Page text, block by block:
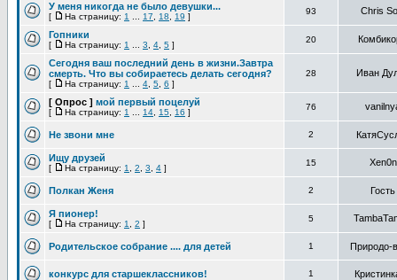
У меня никогда не было девушки...
[ На страницу: 1 17 18 19 ]
93 Chris
Гопники
[ На страницу: 1 3 4 5 ]
20
Сегодня ваш последний день в жизни.Завтра
смерть. Что вы собираетесь делать сегодня?
[ На страницу: 1 4 5 6 ]
28 Иван
[ Опрос ] мой первый поцелуй
[ На страницу: 1 14 15 16 ]
76
Не звони мне 2
Ищу друзей
[ На страницу: 1 2 3 4 ]
15 Xen0n
Полкан Женя 2 Гость
Я пионер!
[ На страницу: 1 2 ]
5
Родительское собрание .... для детей 1 Природо-
конкурс для старшеклассников! 1